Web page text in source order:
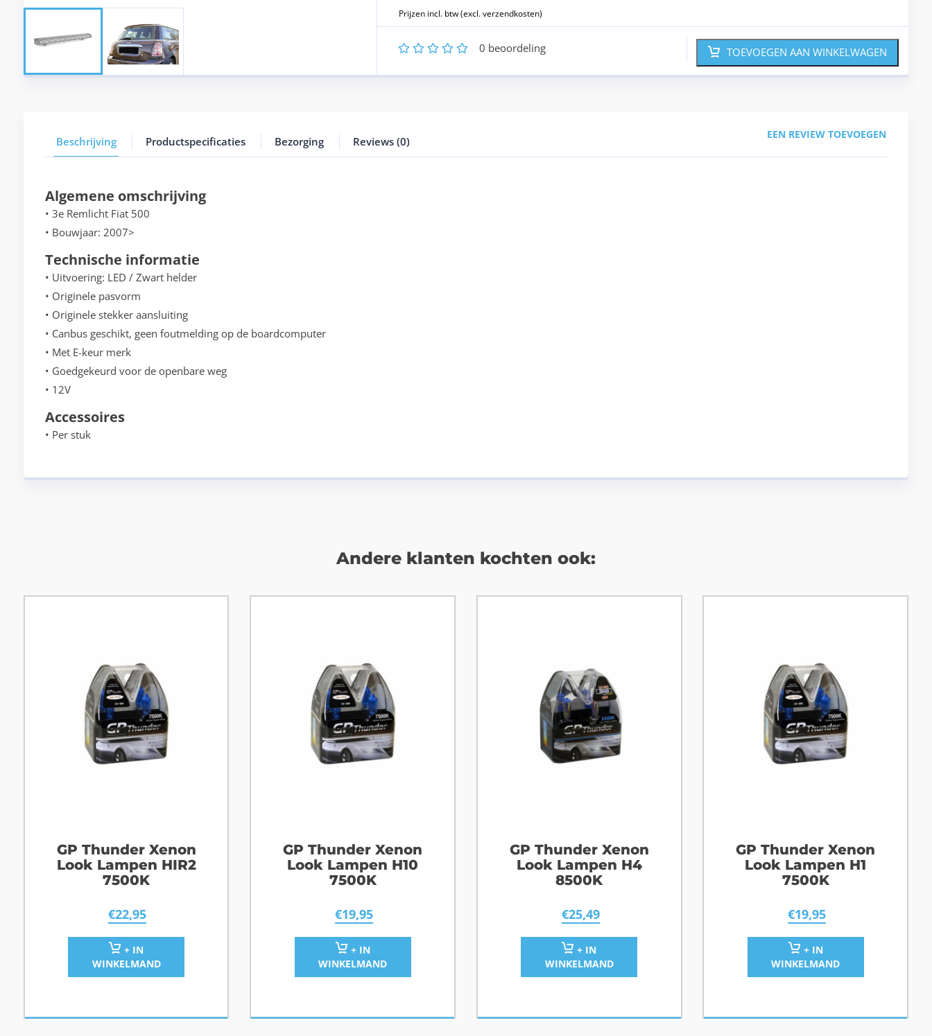
5
4
3
2 0 beoordeling TOEVOEGEN AAN WINKELWAGEN
Beschrijving Productspecificaties Bezorging Reviews (0)
EEN REVIEW TOEVOEGEN
Algemene omschrijving
• 3e Remlicht Fiat 500
• Bouwjaar: 2007>
Technische informatie
• Uitvoering: LED / Zwart helder
• Originele pasvorm
• Originele stekker aansluiting
• Canbus geschikt, geen foutmelding op de boardcomputer
• Met E-keur merk
• Goedgekeurd voor de openbare weg
• 12V
Accessoires
• Per stuk
Andere klanten kochten ook:
GP Thunder Xenon
Look Lampen HIR2
7500K
€22,95
+ IN
WINKELMAND
GP Thunder Xenon
Look Lampen H10
7500K
€19,95
+ IN
WINKELMAND
GP Thunder Xenon
Look Lampen H4
8500K
€25,49
+ IN
WINKELMAND
GP Thunder Xenon
Look Lampen H1
7500K
€19,95
+ IN
WINKELMAND